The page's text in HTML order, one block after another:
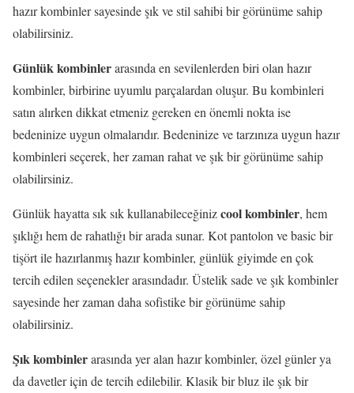
hazır kombinler sayesinde şık ve stil sahibi bir görünüme sahip
olabilirsiniz.
Günlük kombinlerarasında en sevilenlerden biri olan hazır
kombinler, birbirine uyumlu parçalardan oluşur. Bu kombinleri
satın alırken dikkat etmeniz gereken en önemli nokta ise
bedeninize uygun olmalarıdır. Bedeninize ve tarzınıza uygun hazır
kombinleri seçerek, her zaman rahat ve şık bir görünüme sahip
olabilirsiniz.
Günlük hayatta sık sık kullanabileceğinizcool kombinler, hem
şıklığı hem de rahatlığı bir arada sunar. Kot pantolon ve basic bir
tişört ile hazırlanmış hazır kombinler, günlük giyimde en çok
tercih edilen seçenekler arasındadır. Üstelik sade ve şık kombinler
sayesinde her zaman daha sofistike bir görünüme sahip
olabilirsiniz.
Şık kombinlerarasında yer alan hazır kombinler, özel günler ya
da davetler için de tercih edilebilir. Klasik bir bluz ile şık bir